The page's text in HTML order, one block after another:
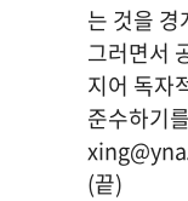
는 것을
그러면서
지어 독자
준수하기
(끝)